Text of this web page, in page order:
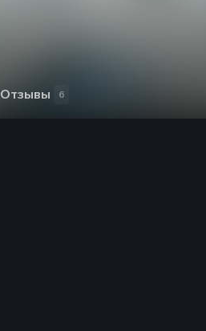
Отзывы 6